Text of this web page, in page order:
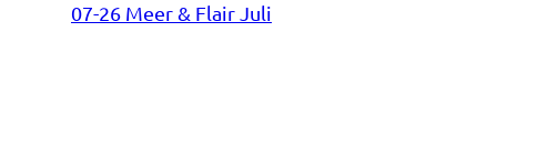
07-26 Meer & Flair Juli